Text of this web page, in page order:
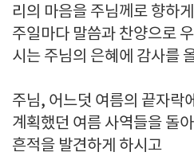
리의 마음을 주님께로 향하
주일마다 말씀과 찬양으로
시는 주님의 은혜에 감사를
주님, 어느덧 여름의 끝자락
계획했던 여름 사역들을 돌
흔적을 발견하게 하시고